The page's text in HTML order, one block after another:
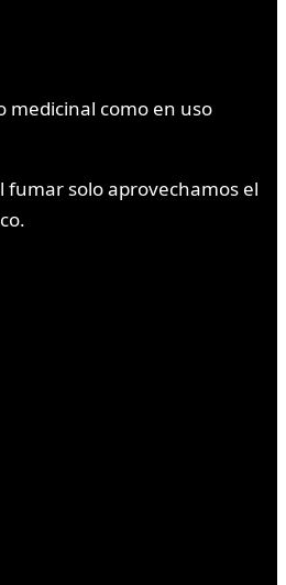
medicinal como en uso
fumar solo aprovechamos el